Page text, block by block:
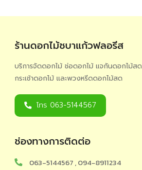
ร้านดอกไม้ชบาแก้วฟลอรีส
บริการจัดดอกไม้ ช่อดอกไม้ แจกันดอกไม้สด
กระเช้าดอกไม้ และพวงหรีดดอกไม้สด
โทร 063-5144567
ช่องทางการติดต่อ
063-5144567 , 094-8911234